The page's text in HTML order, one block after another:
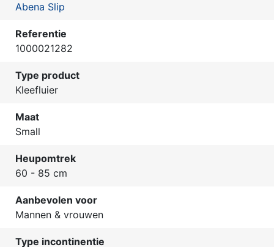
Abena Slip
Referentie
1000021282
Type product
Kleefluier
Maat
Small
Heupomtrek
60 - 85 cm
Aanbevolen voor
Mannen & vrouwen
Type incontinentie